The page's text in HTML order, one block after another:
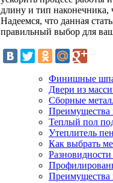
длину и тип наконечника,
Надеемся, что данная
правильный выбор для
Финишные
Двери из
Сборные
Преимущества
Теплый пол
Утеплитель
Как выбрать
Преимущества